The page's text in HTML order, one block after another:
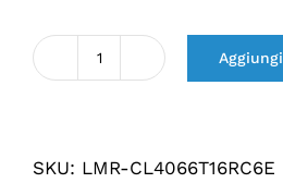
Quantità
remblokken
SKU: LMR-CL4066T16RC6E